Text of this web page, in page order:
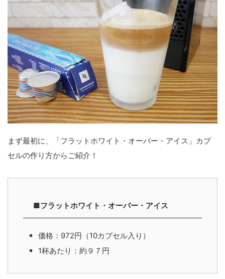
まず最初に、「フラットホワイト・オーバー・アイス」カプ
セルの作り方からご紹介！
■フラットホワイト・オーバー・アイス
価格：972円（10カプセル入り）
1杯あたり：約９７円